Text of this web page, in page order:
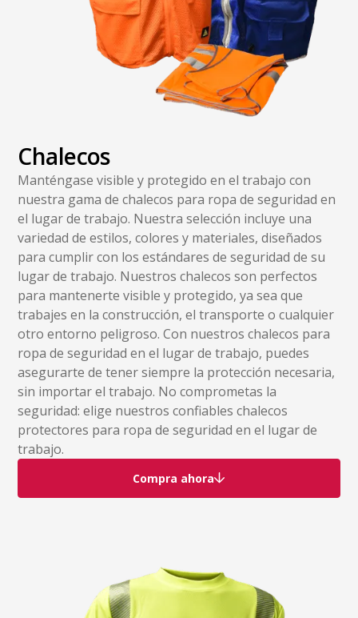
Chalecos
Manténgase visible y protegido en el trabajo con
nuestra gama de chalecos para ropa de seguridad en
el lugar de trabajo. Nuestra selección incluye una
variedad de estilos, colores y materiales, diseñados
para cumplir con los estándares de seguridad de su
lugar de trabajo. Nuestros chalecos son perfectos
para mantenerte visible y protegido, ya sea que
trabajes en la construcción, el transporte o cualquier
otro entorno peligroso. Con nuestros chalecos para
ropa de seguridad en el lugar de trabajo, puedes
asegurarte de tener siempre la protección necesaria,
sin importar el trabajo. No comprometas la
seguridad: elige nuestros confiables chalecos
protectores para ropa de seguridad en el lugar de
trabajo.
Compra ahora